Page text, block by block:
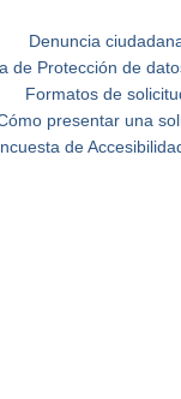
Denuncia
de Protección de
Formatos de
presentar una
de